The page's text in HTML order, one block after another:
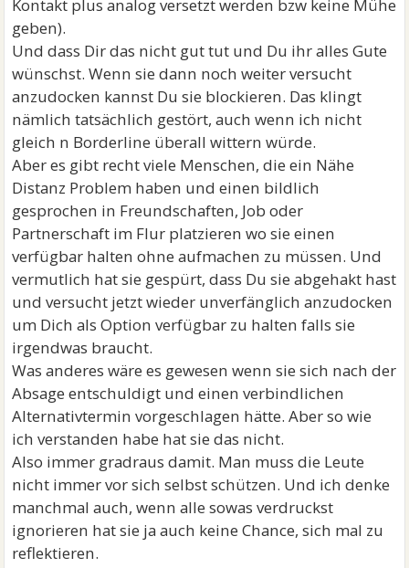
Kontakt plus analog versetzt werden bzw keine Mühe
geben).
Und dass Dir das nicht gut tut und Du ihr alles Gute
wünschst. Wenn sie dann noch weiter versucht
anzudocken kannst Du sie blockieren. Das klingt
nämlich tatsächlich gestört, auch wenn ich nicht
gleich n Borderline überall wittern würde.
Aber es gibt recht viele Menschen, die ein Nähe
Distanz Problem haben und einen bildlich
gesprochen in Freundschaften, Job oder
Partnerschaft im Flur platzieren wo sie einen
verfügbar halten ohne aufmachen zu müssen. Und
vermutlich hat sie gespürt, dass Du sie abgehakt hast
und versucht jetzt wieder unverfänglich anzudocken
um Dich als Option verfügbar zu halten falls sie
irgendwas braucht.
Was anderes wäre es gewesen wenn sie sich nach der
Absage entschuldigt und einen verbindlichen
Alternativtermin vorgeschlagen hätte. Aber so wie
ich verstanden habe hat sie das nicht.
Also immer gradraus damit. Man muss die Leute
nicht immer vor sich selbst schützen. Und ich denke
manchmal auch, wenn alle sowas verdruckst
ignorieren hat sie ja auch keine Chance, sich mal zu
reflektieren.